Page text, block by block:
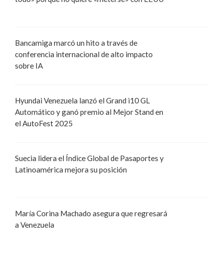
Bancamiga marcó un hito a través de
conferencia internacional de alto impacto
sobre IA
Hyundai Venezuela lanzó el Grand i10 GL
Automático y ganó premio al Mejor Stand en
el AutoFest 2025
Suecia lidera el Índice Global de Pasaportes y
Latinoamérica mejora su posición
María Corina Machado asegura que regresará
a Venezuela